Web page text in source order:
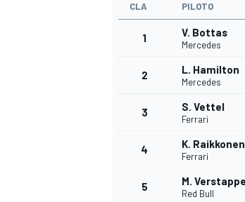
CLA PILOTO
1 V. Bottas
Mercedes
2 L. Hamilton
Mercedes
3 S. Vettel
Ferrari
4 K. Raikkonen
Ferrari
5 M.
Red Bull